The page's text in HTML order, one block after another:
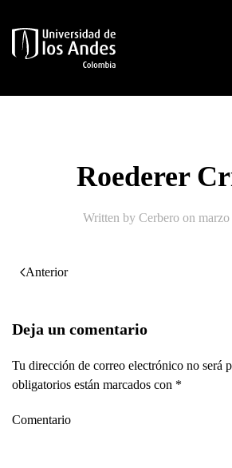
Skip to main content
Roederer
Written by Cerbero on
Anterior
Deja un comentario
Tu dirección de correo electrónico no será
obligatorios están marcados con *
Comentario